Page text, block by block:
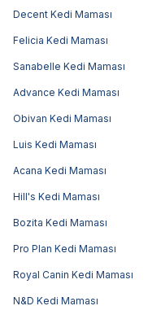
Decent Kedi Maması
Felicia Kedi Maması
Sanabelle Kedi Maması
Advance Kedi Maması
Obivan Kedi Maması
Luis Kedi Maması
Acana Kedi Maması
Hill's Kedi Maması
Bozita Kedi Maması
Pro Plan Kedi Maması
Royal Canin Kedi Maması
N&D Kedi Maması